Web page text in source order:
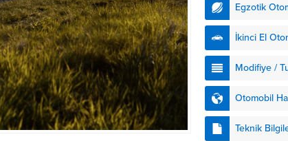
Egzotik
İkinci El
Modifiye /
Otomobil
Teknik